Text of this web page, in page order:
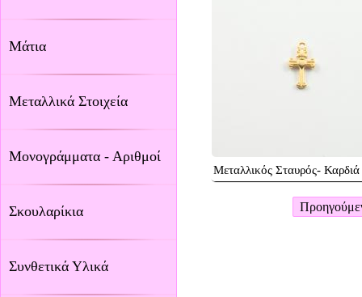
Μάτια
Μεταλλικά Στοιχεία
Μονογράμματα - Αριθμοί
Σκουλαρίκια
Συνθετικά Υλικά
Μεταλλικός Σταυρός-